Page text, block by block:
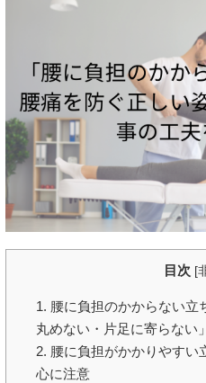
目次 [
1. 腰に負担のかからない立
丸めない・片足に寄らない
2. 腰に負担がかかりやすい
心に注意